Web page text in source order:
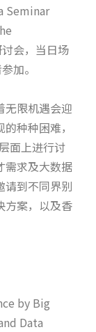
Seminar
会，当日场
加。
无限机遇会迎
种种困难，
面上进行讨
需求及大数据
请到不同界别
方案，以及香
by Big
Data